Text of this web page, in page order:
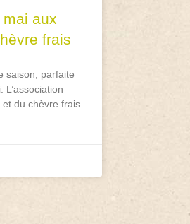
aux
frais
saison, parfaite
du chèvre frais